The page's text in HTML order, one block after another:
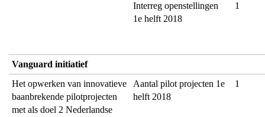
Interreg openstellingen
1e helft 2018
1
Vanguard initiatief
Het opwerken van innovatieve
baanbrekende pilotprojecten
met als doel 2 Nederlandse
Aantal pilot projecten 1e
helft 2018
1